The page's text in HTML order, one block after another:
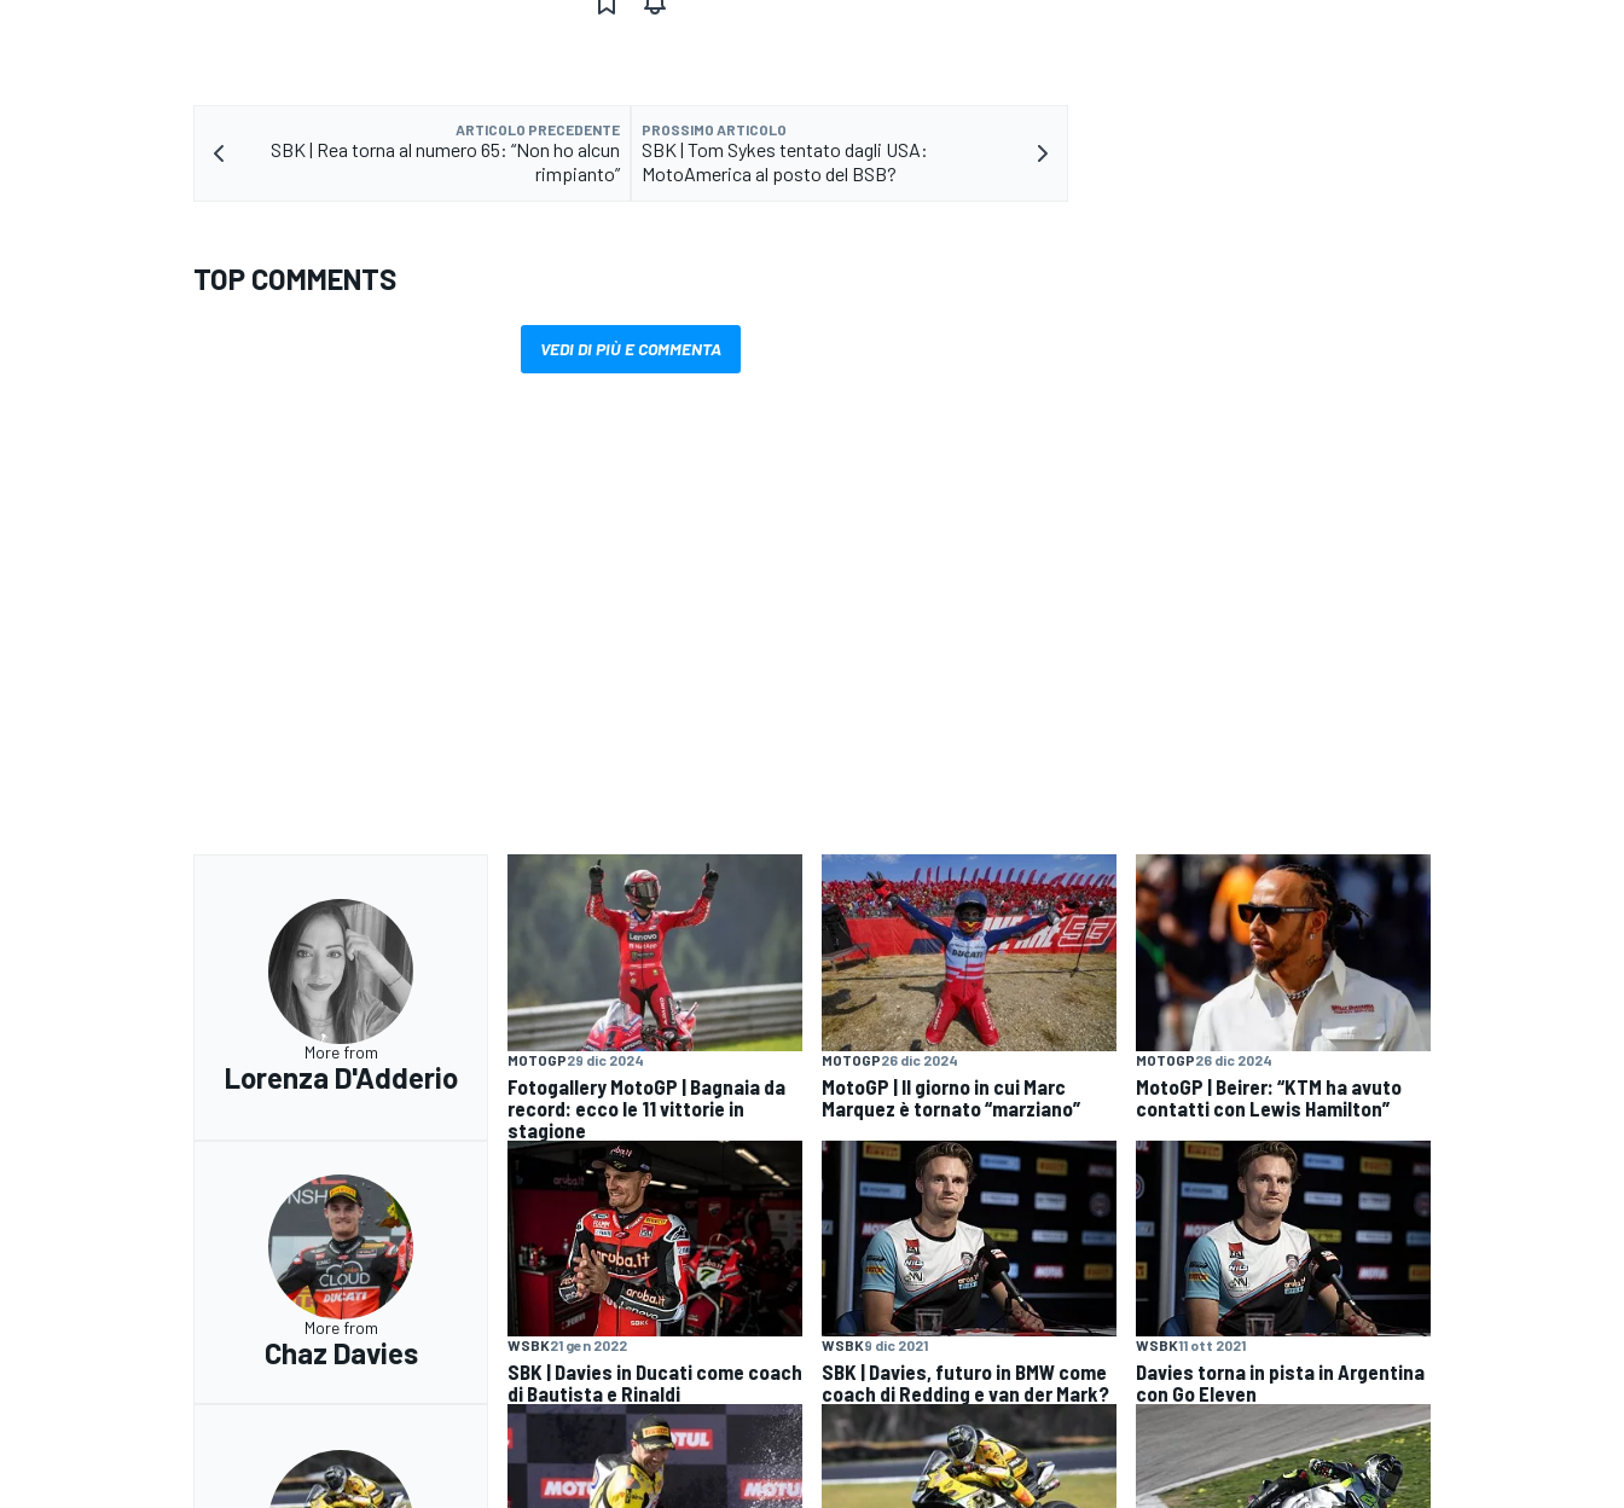
ARTICOLO PRECEDENTE
SBK | Rea torna al numero 65: “Non ho alcun
rimpianto”
PROSSIMO ARTICOLO
SBK | Tom Sykes tentato dagli USA:
MotoAmerica al posto del BSB?
TOP COMMENTS
VEDI DI PIÙ E COMMENTA
More from
Lorenza D'Adderio
MOTOGP29 dic 2024
Fotogallery MotoGP | Bagnaia da
record: ecco le 11 vittorie in
stagione
MOTOGP26 dic 2024
MotoGP | Il giorno in cui Marc
Marquez è tornato “marziano”
MOTOGP26 dic 2024
MotoGP | Beirer: “KTM ha avuto
contatti con Lewis Hamilton”
More from
Chaz Davies WSBK21 gen 2022
SBK | Davies in Ducati come coach
di Bautista e Rinaldi
WSBK9 dic 2021
SBK | Davies, futuro in BMW come
coach di Redding e van der Mark?
WSBK11 ott 2021
Davies torna in pista in Argentina
con Go Eleven